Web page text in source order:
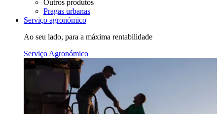
Outros produtos
Pragas urbanas
Serviço agronómico
Ao seu lado, para a máxima rentabilidade
Serviço Agronómico